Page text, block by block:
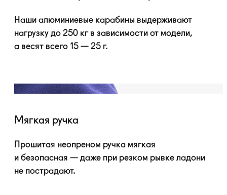
Наши алюминиевые карабины выдерживают
нагрузку до 250 кг в зависимости от модели,
а весят всего 15 — 25 г.
Мягкая ручка
Прошитая неопреном ручка мягкая
и безопасная — даже при резком рывке ладони
не пострадают.